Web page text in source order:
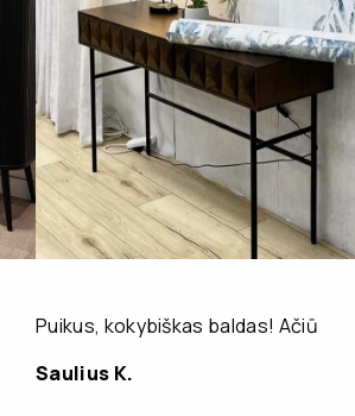
Puikus, kokybiškas baldas! Ačiū
Saulius K.